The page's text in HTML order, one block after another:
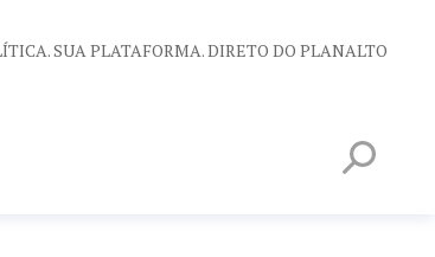
SUA PLATAFORMA. DIRETO DO PLANALTO